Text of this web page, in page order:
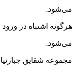
می‌شود.
هرگونه اشتباه در
می‌شود.
مجموعه شقایق